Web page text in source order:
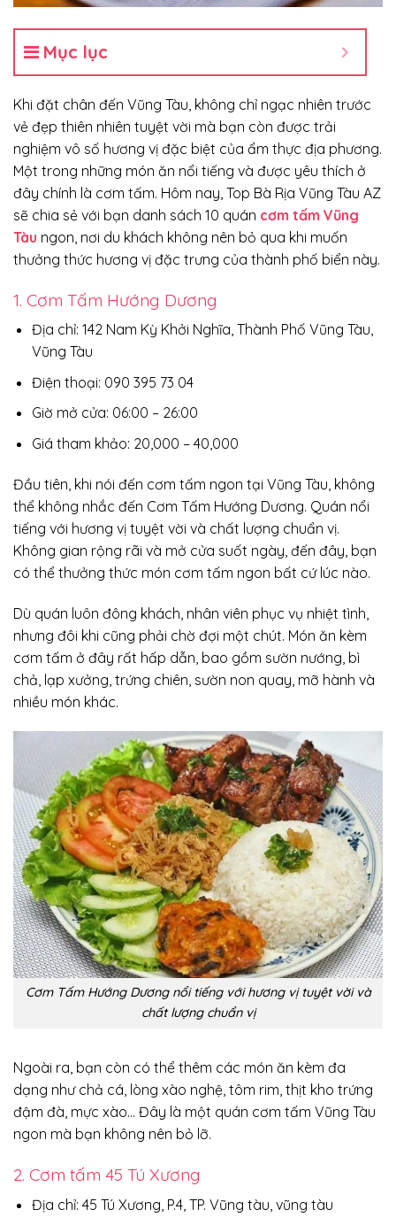
Mục lục
Khi đặt chân đến Vũng Tàu, không chỉ ngạc nhiên trước
vẻ đẹp thiên nhiên tuyệt vời mà bạn còn được trải
nghiệm vô số hương vị đặc biệt của ẩm thực địa phương.
Một trong những món ăn nổi tiếng và được yêu thích ở
đây chính là cơm tấm. Hôm nay, Top Bà Rịa Vũng Tàu AZ
sẽ chia sẻ với bạn danh sách 10 quán cơm tấm Vũng
Tàu ngon, nơi du khách không nên bỏ qua khi muốn
thưởng thức hương vị đặc trưng của thành phố biển này.
1. Cơm Tấm Hướng Dương
Địa chỉ: 142 Nam Kỳ Khởi Nghĩa, Thành Phố Vũng Tàu,
Vũng Tàu
Điện thoại: 090 395 73 04
Giờ mở cửa: 06:00 – 26:00
Giá tham khảo: 20,000 – 40,000
Đầu tiên, khi nói đến cơm tấm ngon tại Vũng Tàu, không
thể không nhắc đến Cơm Tấm Hướng Dương. Quán nổi
tiếng với hương vị tuyệt vời và chất lượng chuẩn vị.
Không gian rộng rãi và mở cửa suốt ngày, đến đây, bạn
có thể thưởng thức món cơm tấm ngon bất cứ lúc nào.
Dù quán luôn đông khách, nhân viên phục vụ nhiệt tình,
nhưng đôi khi cũng phải chờ đợi một chút. Món ăn kèm
cơm tấm ở đây rất hấp dẫn, bao gồm sườn nướng, bì
chả, lạp xưởng, trứng chiên, sườn non quay, mỡ hành và
nhiều món khác.
Cơm Tấm Hướng Dương nổi tiếng với hương vị tuyệt vời và
chất lượng chuẩn vị
Ngoài ra, bạn còn có thể thêm các món ăn kèm đa
dạng như chả cá, lòng xào nghệ, tôm rim, thịt kho trứng
đậm đà, mực xào… Đây là một quán cơm tấm Vũng Tàu
ngon mà bạn không nên bỏ lỡ.
2. Cơm tấm 45 Tú Xương
Địa chỉ: 45 Tú Xương, P.4, TP. Vũng tàu, vũng tàu